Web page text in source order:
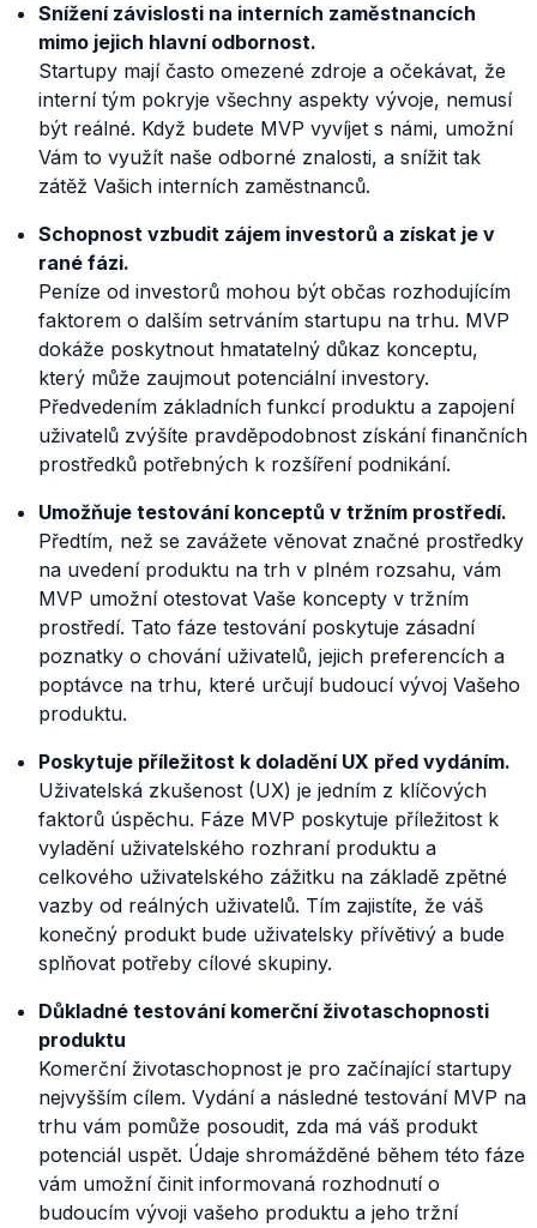
Snížení závislosti na interních zaměstnancích
mimo jejich hlavní odbornost.
Startupy mají často omezené zdroje a očekávat, že
interní tým pokryje všechny aspekty vývoje, nemusí
být reálné. Když budete MVP vyvíjet s námi, umožní
Vám to využít naše odborné znalosti, a snížit tak
zátěž Vašich interních zaměstnanců.
Schopnost vzbudit zájem investorů a získat je v
rané fázi.
Peníze od investorů mohou být občas rozhodujícím
faktorem o dalším setrváním startupu na trhu. MVP
dokáže poskytnout hmatatelný důkaz konceptu,
který může zaujmout potenciální investory.
Předvedením základních funkcí produktu a zapojení
uživatelů zvýšíte pravděpodobnost získání finančních
prostředků potřebných k rozšíření podnikání.
Umožňuje testování konceptů v tržním prostředí.
Předtím, než se zavážete věnovat značné prostředky
na uvedení produktu na trh v plném rozsahu, vám
MVP umožní otestovat Vaše koncepty v tržním
prostředí. Tato fáze testování poskytuje zásadní
poznatky o chování uživatelů, jejich preferencích a
poptávce na trhu, které určují budoucí vývoj Vašeho
produktu.
Poskytuje příležitost k doladění UX před vydáním.
Uživatelská zkušenost (UX) je jedním z klíčových
faktorů úspěchu. Fáze MVP poskytuje příležitost k
vyladění uživatelského rozhraní produktu a
celkového uživatelského zážitku na základě zpětné
vazby od reálných uživatelů. Tím zajistíte, že váš
konečný produkt bude uživatelsky přívětivý a bude
splňovat potřeby cílové skupiny.
Důkladné testování komerční životaschopnosti
produktu
Komerční životaschopnost je pro začínající startupy
nejvyšším cílem. Vydání a následné testování MVP na
trhu vám pomůže posoudit, zda má váš produkt
potenciál uspět. Údaje shromážděné během této fáze
vám umožní činit informovaná rozhodnutí o
budoucím vývoji vašeho produktu a jeho tržní